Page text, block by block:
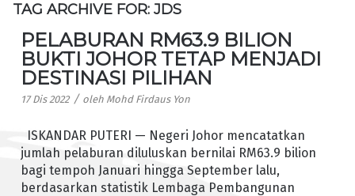
TAG ARCHIVE FOR: JDS
PELABURAN RM63.9 BILION
BUKTI JOHOR TETAP MENJADI
DESTINASI PILIHAN
17 Dis 2022 / oleh Mohd Firdaus Yon
ISKANDAR PUTERI — Negeri Johor mencatatkan
jumlah pelaburan diluluskan bernilai RM63.9 bilion
bagi tempoh Januari hingga September lalu,
berdasarkan statistik Lembaga Pembangunan